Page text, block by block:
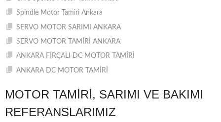
Spindle Motor Tamiri Ankara
SERVO MOTOR SARIMI ANKARA
SERVO MOTOR TAMİRİ ANKARA
ANKARA FIRÇALI DC MOTOR TAMİRİ
ANKARA DC MOTOR TAMİRİ
MOTOR TAMIRI, SARIMI VE BAKIMI
REFERANSLARIMIZ